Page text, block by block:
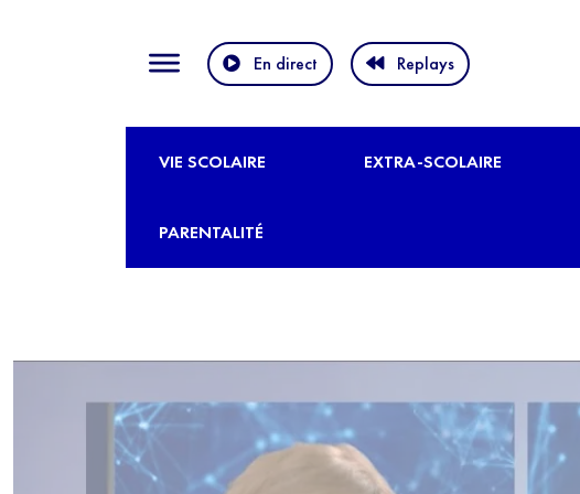
En direct Replays
VIE SCOLAIRE EXTRA-SCOLAIRE
PARENTALITÉ